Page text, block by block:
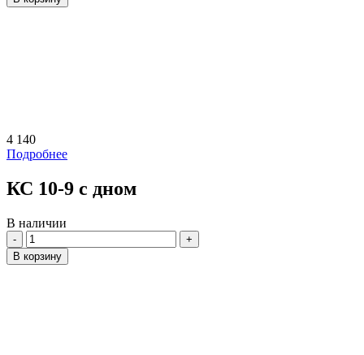
4 140
Подробнее
КС 10-9 с дном
В наличии
Количество
В корзину